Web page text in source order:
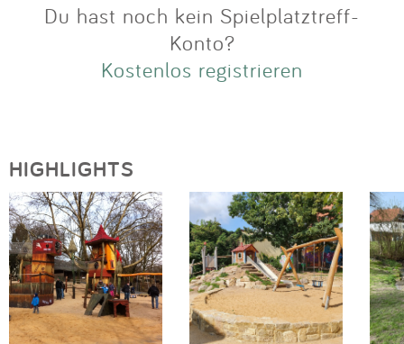
Du hast noch kein Spielplatztreff-
Konto?
Kostenlos registrieren
HIGHLIGHTS